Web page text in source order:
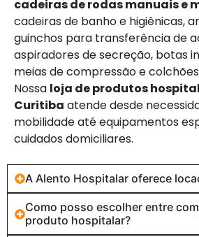
cadeiras de rodas manuais e
cadeiras de banho e higiênicas,
guinchos para transferência de
aspiradores de secreção, botas
meias de compressão e
Nossa loja de produtos
Curitiba atende desde
mobilidade até equipamentos
cuidados domiciliares.
A Alento Hospitalar oferece
Como posso escolher entre
produto hospitalar?